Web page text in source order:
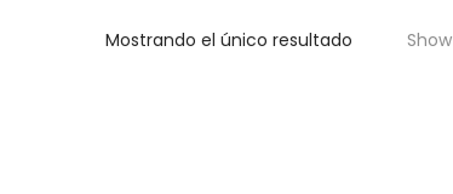
Mostrando el único resultado Show